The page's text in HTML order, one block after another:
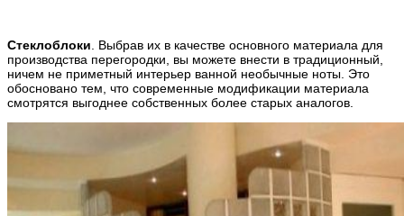
Стеклоблоки. Выбрав их в качестве основного материала для
производства перегородки, вы можете внести в традиционный,
ничем не приметный интерьер ванной необычные ноты. Это
обосновано тем, что современные модификации материала
смотрятся выгоднее собственных более старых аналогов.